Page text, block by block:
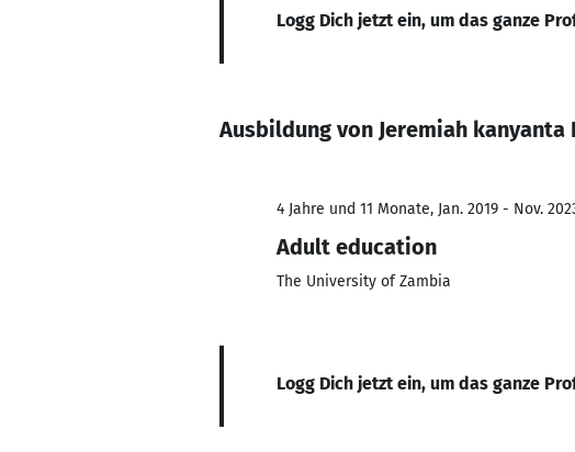
Logg Dich jetzt ein, um das ganze
Ausbildung von Jeremiah kanyanta
4 Jahre und 11 Monate, Jan. 2019 - Nov.
Adult education
The University of Zambia
Logg Dich jetzt ein, um das ganze